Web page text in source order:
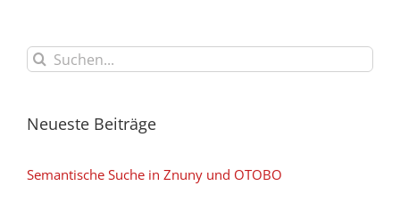
Suche
nach:
Neueste Beiträge
Semantische Suche in Znuny und OTOBO